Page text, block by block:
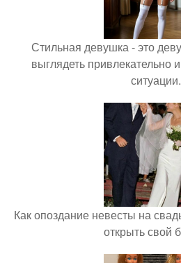
Стильная девушка - это
выглядеть привлекательно
ситуации.
Как опоздание невесты на
открыть свой